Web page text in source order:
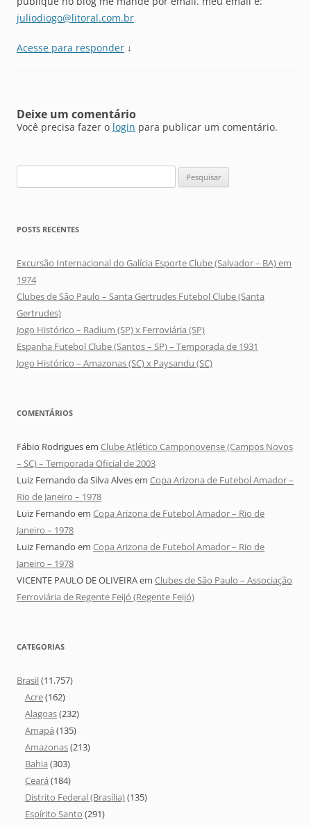
juliodiogo@litoral.com.br
Acesse para responder ↓
Deixe um comentário
Você precisa fazer o login para publicar um comentário.
por:
POSTS RECENTES
Excursão Internacional do Galícia Esporte Clube (Salvador – BA) em
1974
Clubes de São Paulo – Santa Gertrudes Futebol Clube (Santa
Gertrudes)
Jogo Histórico – Radium (SP) x Ferroviária (SP)
Espanha Futebol Clube (Santos – SP) – Temporada de 1931
Jogo Histórico – Amazonas (SC) x Paysandu (SC)
COMENTÁRIOS
Fábio Rodriguesem Clube Atlético Camponovense (Campos Novos
– SC) – Temporada Oficial de 2003
Luiz Fernando da Silva Alvesem Copa Arizona de Futebol Amador –
Rio de Janeiro – 1978
Luiz Fernando em Copa Arizona de Futebol Amador – Rio de
Janeiro – 1978
Luiz Fernando em Copa Arizona de Futebol Amador – Rio de
Janeiro – 1978
VICENTE PAULO DE OLIVEIRAem Clubes de São Paulo – Associação
Ferroviária de Regente Feijó (Regente Feijó)
CATEGORIAS
Brasil(11.757)
Acre(162)
Alagoas(232)
Amapá (135)
Amazonas(213)
Bahia (303)
Ceará (184)
Distrito Federal (Brasília)(135)
Espírito Santo (291)